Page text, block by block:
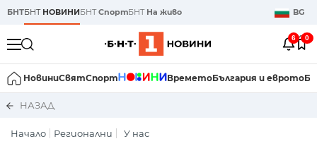
БНТБНТ НОВИНИБНТСпортБНТ На живо BG
6 0
НовиниСвятСпорт ВреметоБългария и еврото
НАЗАД
Начало Регионални У нас